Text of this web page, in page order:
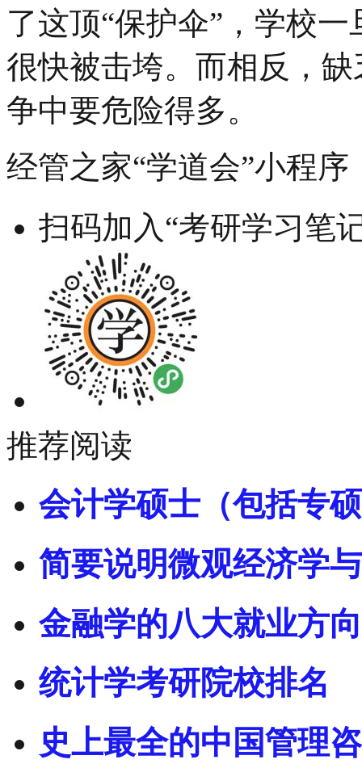
了这顶“保护伞”，学校
很快被击垮。而相反，
争中要危险得多。
经管之家“学道会”小程序
扫码加入“考研学习笔
推荐阅读
会计学硕士（包括专
简要说明微观经济学
金融学的八大就业方
统计学考研院校排名
史上最全的中国管理